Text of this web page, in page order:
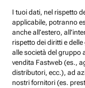
I tuoi dati, nel rispetto
applicabile, potranno
anche all’estero,
rispetto dei diritti e
alle società del gruppo
vendita Fastweb (es.,
distributori, ecc.), ad
nostri fornitori (es.